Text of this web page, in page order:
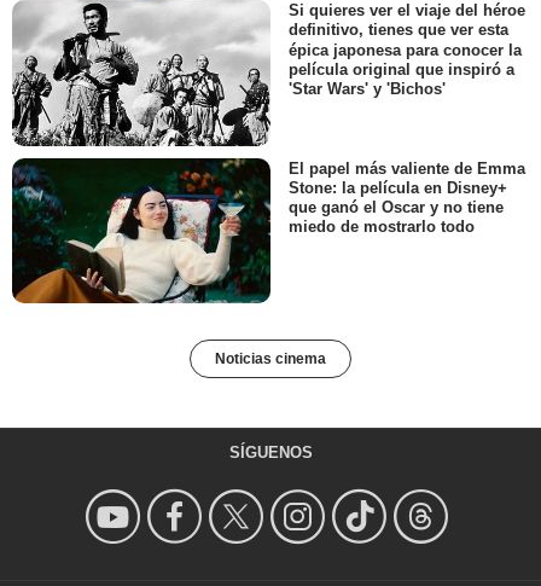
Si quieres ver el viaje del héroe
definitivo, tienes que ver esta
épica japonesa para conocer la
película original que inspiró a
'Star Wars' y 'Bichos'
El papel más valiente de Emma
Stone: la película en Disney+
que ganó el Oscar y no tiene
miedo de mostrarlo todo
Noticias cinema
SÍGUENOS